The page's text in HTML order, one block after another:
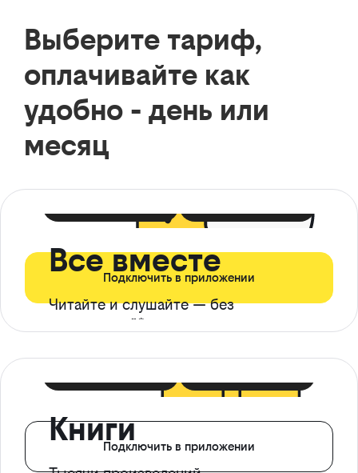
Выберите тариф,
оплачивайте как
удобно - день или
месяц
Все вместе
Читайте и слушайте — без
ограничений*
Подключить в приложении
КнигиПодключить в приложении